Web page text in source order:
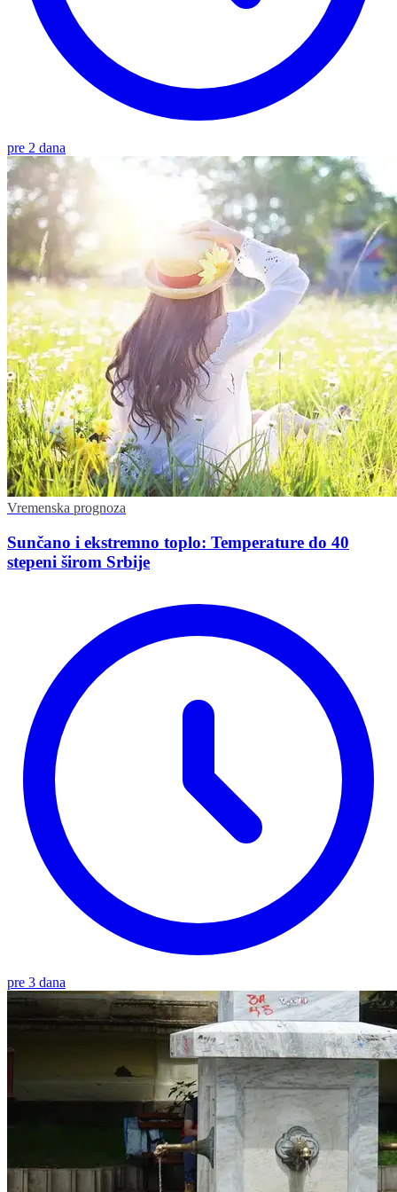
pre 2 dana
Vremenska prognoza
Sunčano i ekstremno toplo: Temperature do 40
stepeni širom Srbije
pre 3 dana